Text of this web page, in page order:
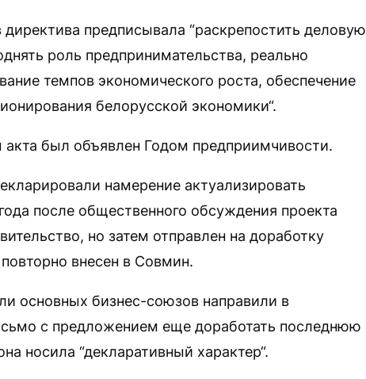
предписывала “раскрепостить деловую
роль предпринимательства, реально
темпов экономического роста, обеспечение
белорусской экономики“.
акта был объявлен Годом предприимчивости.
намерение актуализировать
после общественного обсуждения проекта
но затем отправлен на доработку
внесен в Совмин.
основных бизнес-союзов направили в
с предложением еще доработать последнюю
носила “декларативный характер“.